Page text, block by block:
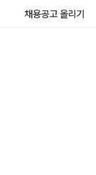
채용공고 올리기